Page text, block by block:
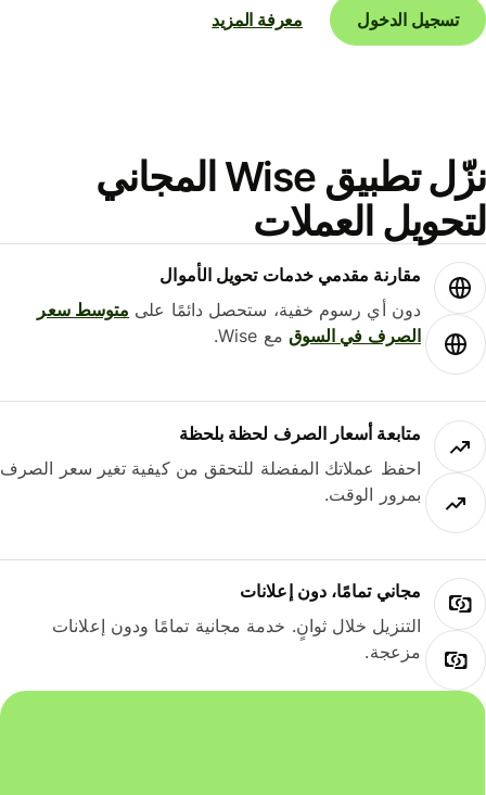
تسجيل الدخول
معرفة المزيد
نزّل تطبيق Wise المجاني
العملات
مقارنة مقدمي خدمات تحويل الأموال
دون أي رسوم خفية، ستحصل دائمًا علىمتوسط ​​سعر
الصرف في السوقمع Wise.
متابعة أسعار الصرف لحظة بلحظة
احفظ عملاتك المفضلة للتحقق من كيفية تغير سعر الصرف
بمرور الوقت.
مجاني تمامًا، دون إعلانات
التنزيل خلال ثوانٍ. خدمة مجانية تمامًا ودون إعلانات
مزعجة.